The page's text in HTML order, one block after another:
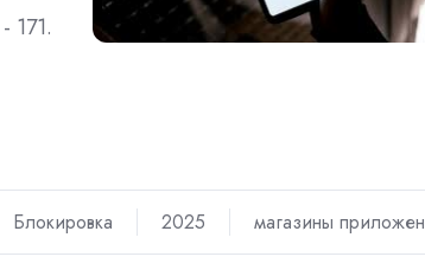
171.
Блокировка 2025 магазины